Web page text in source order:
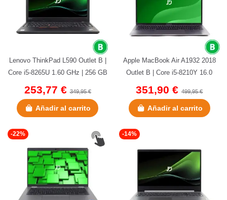
Lenovo ThinkPad L590 Outlet B |
Core i5-8265U 1.60 GHz | 256 GB
NVMe | 8 GB DDR4 |...
253,77 €349,95 €
Añadir al carrito
Apple MacBook Air A1932 2018
Outlet B | Core i5-8210Y 16.0
GHz | 256 GB NVMe |16 GB...
351,90 €499,95 €
Añadir al carrito
-22% -14%